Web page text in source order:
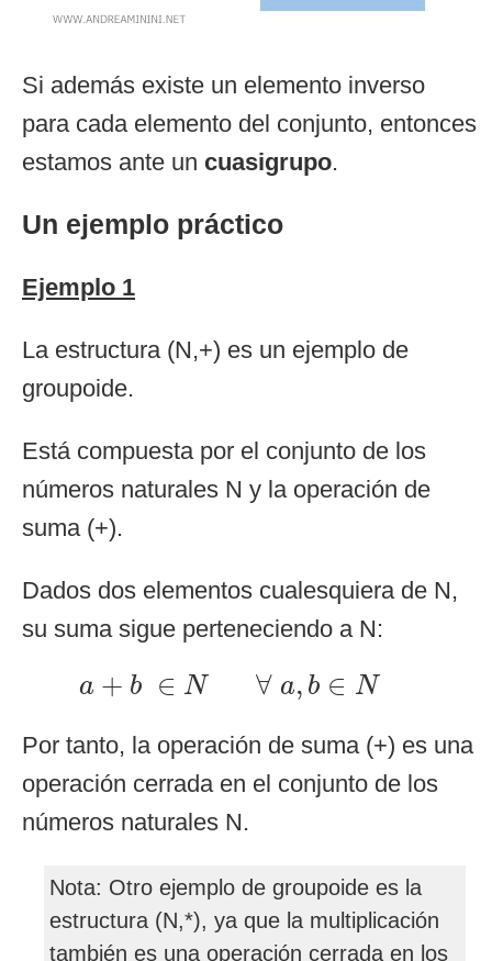
Si además existe un elemento inverso
para cada elemento del conjunto, entonces
estamos ante un cuasigrupo.
Un ejemplo práctico
Ejemplo 1
La estructura (N,+) es un ejemplo de
groupoide.
Está compuesta por el conjunto de los
números naturales N y la operación de
suma (+).
Dados dos elementos cualesquiera de N,
su suma sigue perteneciendo a N:
a + b ∈ N ∀ a, b ∈ N
a +b ∈ N ∀ a, b∈N
Por tanto, la operación de suma (+) es una
operación cerrada en el conjunto de los
números naturales N.
Nota: Otro ejemplo de groupoide es la
estructura (N,*), ya que la multiplicación
también es una operación cerrada en los